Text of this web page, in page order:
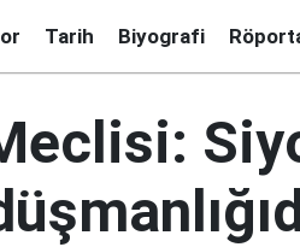
Tarih Biyografi